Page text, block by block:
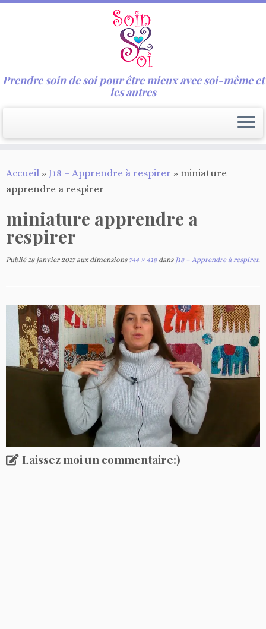
au
contenu
Prendre soin de soi pour être mieux avec soi-même et
les autres
Accueil » J18 – Apprendre à respirer » miniature
apprendre a respirer
miniature apprendre a
respirer
Publié 18 janvier 2017aux dimensions744 × 418dansJ18 – Apprendre à respirer.
Laissez moi un commentaire:)